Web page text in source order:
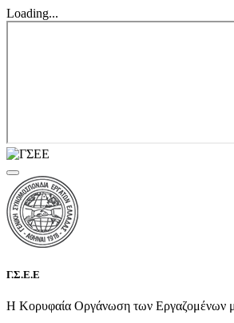
Loading...
Γ.Σ.Ε.Ε
Η Κορυφαία Οργάνωση των Εργαζομένων με